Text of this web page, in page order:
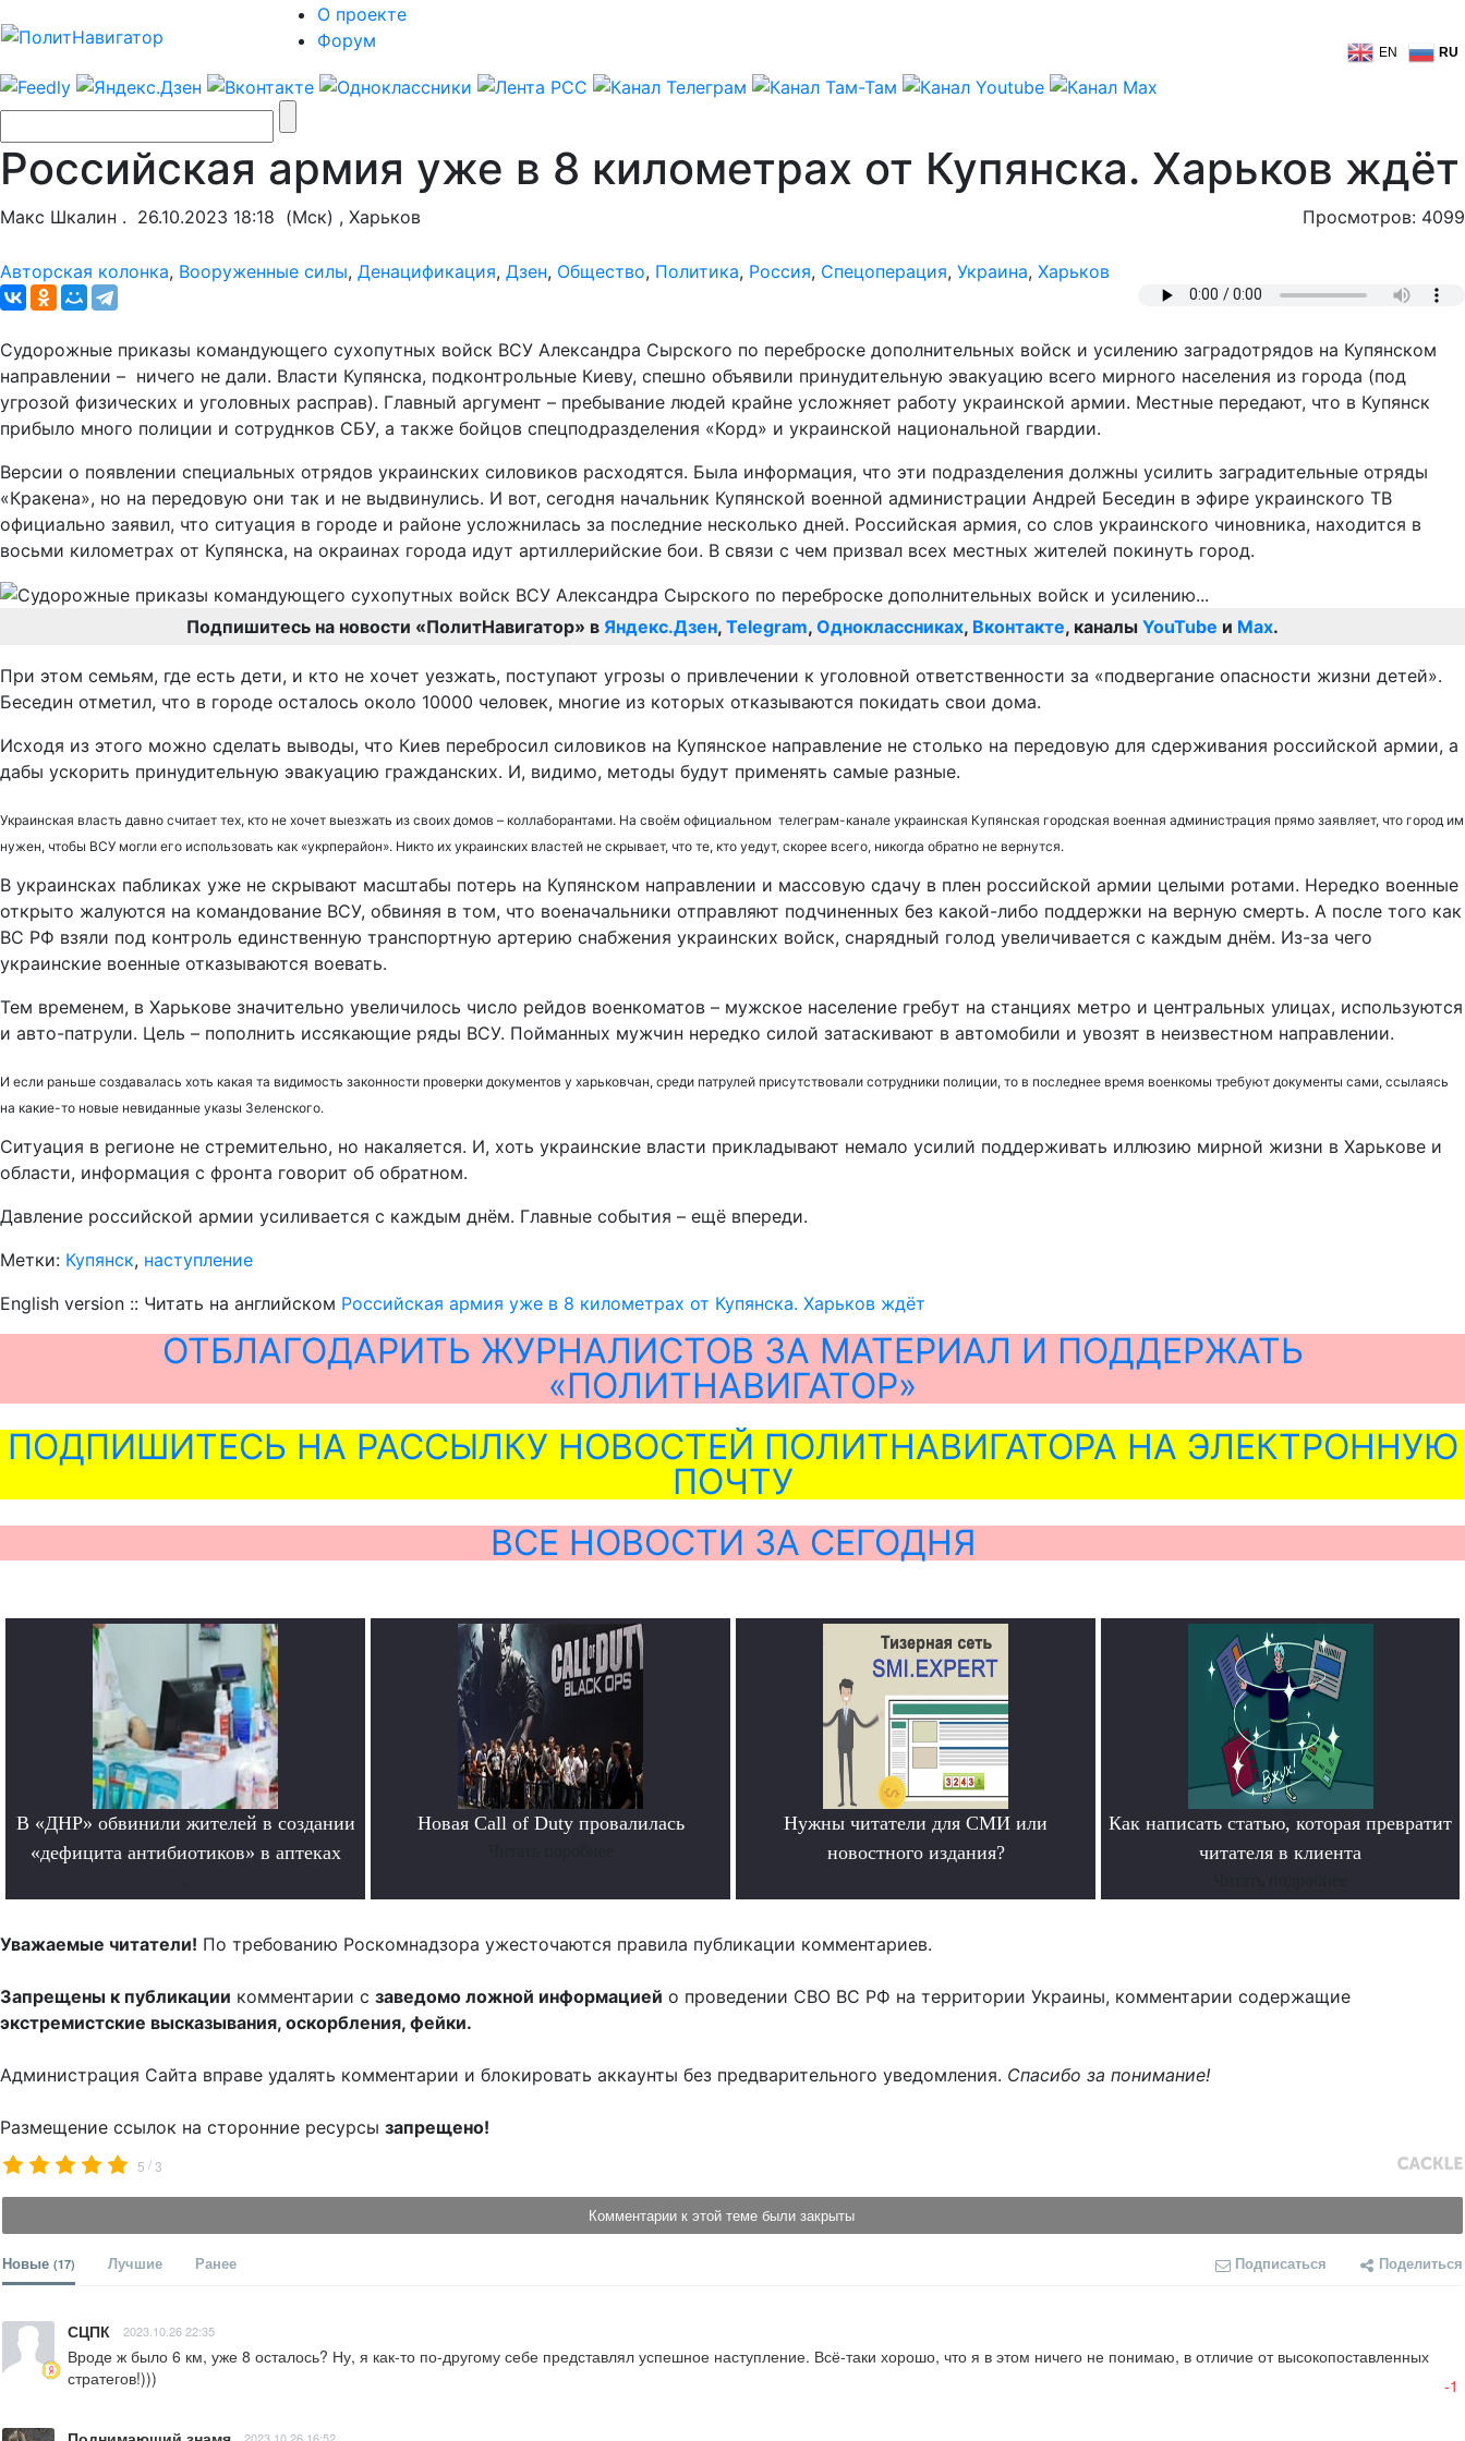
О проекте
Форум
EN RU
Российская армия уже в 8 километрах от Купянска. Харьков ждёт
Макс Шкалин . 26.10.2023 18:18 (Мск) , Харьков Просмотров: 4099
Авторская колонка, Вооруженные силы, Денацификация, Дзен, Общество, Политика, Россия, Спецоперация, Украина, Харьков
Судорожные приказы командующего сухопутных войск ВСУ Александра Сырского по переброске дополнительных войск и усилению заградотрядов на Купянском
направлении – ничего не дали. Власти Купянска, подконтрольные Киеву, спешно объявили принудительную эвакуацию всего мирного населения из города (под
угрозой физических и уголовных расправ). Главный аргумент – пребывание людей крайне усложняет работу украинской армии. Местные передают, что в Купянск
прибыло много полиции и сотруднков СБУ, а также бойцов спецподразделения «Корд» и украинской национальной гвардии.
Версии о появлении специальных отрядов украинских силовиков расходятся. Была информация, что эти подразделения должны усилить заградительные отряды
«Кракена», но на передовую они так и не выдвинулись. И вот, сегодня начальник Купянской военной администрации Андрей Беседин в эфире украинского ТВ
официально заявил, что ситуация в городе и районе усложнилась за последние несколько дней. Российская армия, со слов украинского чиновника, находится в
восьми километрах от Купянска, на окраинах города идут артиллерийские бои. В связи с чем призвал всех местных жителей покинуть город.
Подпишитесь на новости «ПолитНавигатор» в Яндекс.Дзен, Telegram, Одноклассниках, Вконтакте, каналы YouTube и Max.
При этом семьям, где есть дети, и кто не хочет уезжать, поступают угрозы о привлечении к уголовной ответственности за «подвергание опасности жизни детей».
Беседин отметил, что в городе осталось около 10000 человек, многие из которых отказываются покидать свои дома.
Исходя из этого можно сделать выводы, что Киев перебросил силовиков на Купянское направление не столько на передовую для сдерживания российской армии, а
дабы ускорить принудительную эвакуацию гражданских. И, видимо, методы будут применять самые разные.
Украинская власть давно считает тех, кто не хочет выезжать из своих домов – коллаборантами. На своём официальном телеграм-канале украинская Купянская городская военная администрация прямо заявляет, что город им
нужен, чтобы ВСУ могли его использовать как «укрперайон». Никто их украинских властей не скрывает, что те, кто уедут, скорее всего, никогда обратно не вернутся.
В украинсках пабликах уже не скрывают масштабы потерь на Купянском направлении и массовую сдачу в плен российской армии целыми ротами. Нередко военные
открыто жалуются на командование ВСУ, обвиняя в том, что военачальники отправляют подчиненных без какой-либо поддержки на верную смерть. А после того как
ВС РФ взяли под контроль единственную транспортную артерию снабжения украинских войск, снарядный голод увеличивается с каждым днём. Из-за чего
украинские военные отказываются воевать.
Тем временем, в Харькове значительно увеличилось число рейдов военкоматов – мужское население гребут на станциях метро и центральных улицах, используются
и авто-патрули. Цель – пополнить иссякающие ряды ВСУ. Пойманных мужчин нередко силой затаскивают в автомобили и увозят в неизвестном направлении.
И если раньше создавалась хоть какая та видимость законности проверки документов у харьковчан, среди патрулей присутствовали сотрудники полиции, то в последнее время военкомы требуют документы сами, ссылаясь
на какие-то новые невиданные указы Зеленского.
Ситуация в регионе не стремительно, но накаляется. И, хоть украинские власти прикладывают немало усилий поддерживать иллюзию мирной жизни в Харькове и
области, информация с фронта говорит об обратном.
Давление российской армии усиливается с каждым днём. Главные события – ещё впереди.
Метки: Купянск, наступление
English version :: Читать на английском Российская армия уже в 8 километрах от Купянска. Харьков ждёт
ОТБЛАГОДАРИТЬ ЖУРНАЛИСТОВ ЗА МАТЕРИАЛ И ПОДДЕРЖАТЬ
«ПОЛИТНАВИГАТОР»
ПОДПИШИТЕСЬ НА РАССЫЛКУ НОВОСТЕЙ ПОЛИТНАВИГАТОРА НА ЭЛЕКТРОННУЮ
ПОЧТУ
ВСЕ НОВОСТИ ЗА СЕГОДНЯ
В «ДНР» обвинили жителей в создании
«дефицита антибиотиков» в аптеках
Новая Call of Duty провалилась
Нужны читатели для СМИ или
новостного издания?
Как написать статью, которая превратит
читателя в клиента
Уважаемые читатели! По требованию Роскомнадзора ужесточаются правила публикации комментариев.
Запрещены к публикации комментарии с заведомо ложной информацией о проведении СВО ВС РФ на территории Украины, комментарии содержащие
экстремистские высказывания, оскорбления, фейки.
Администрация Сайта вправе удалять комментарии и блокировать аккаунты без предварительного уведомления. Спасибо за понимание!
Размещение ссылок на сторонние ресурсы запрещено!
5 /3
Комментарии к этой теме были закрыты
Новые (17) Лучшие Ранее Подписаться Поделиться
СЦПК 2023.10.26 22:35
Вроде ж было 6 км, уже 8 осталось? Ну, я как-то по-другому себе представлял успешное наступление. Всё-таки хорошо, что я в этом ничего не понимаю, в отличие от высокопоставленных
стратегов!)))
-1